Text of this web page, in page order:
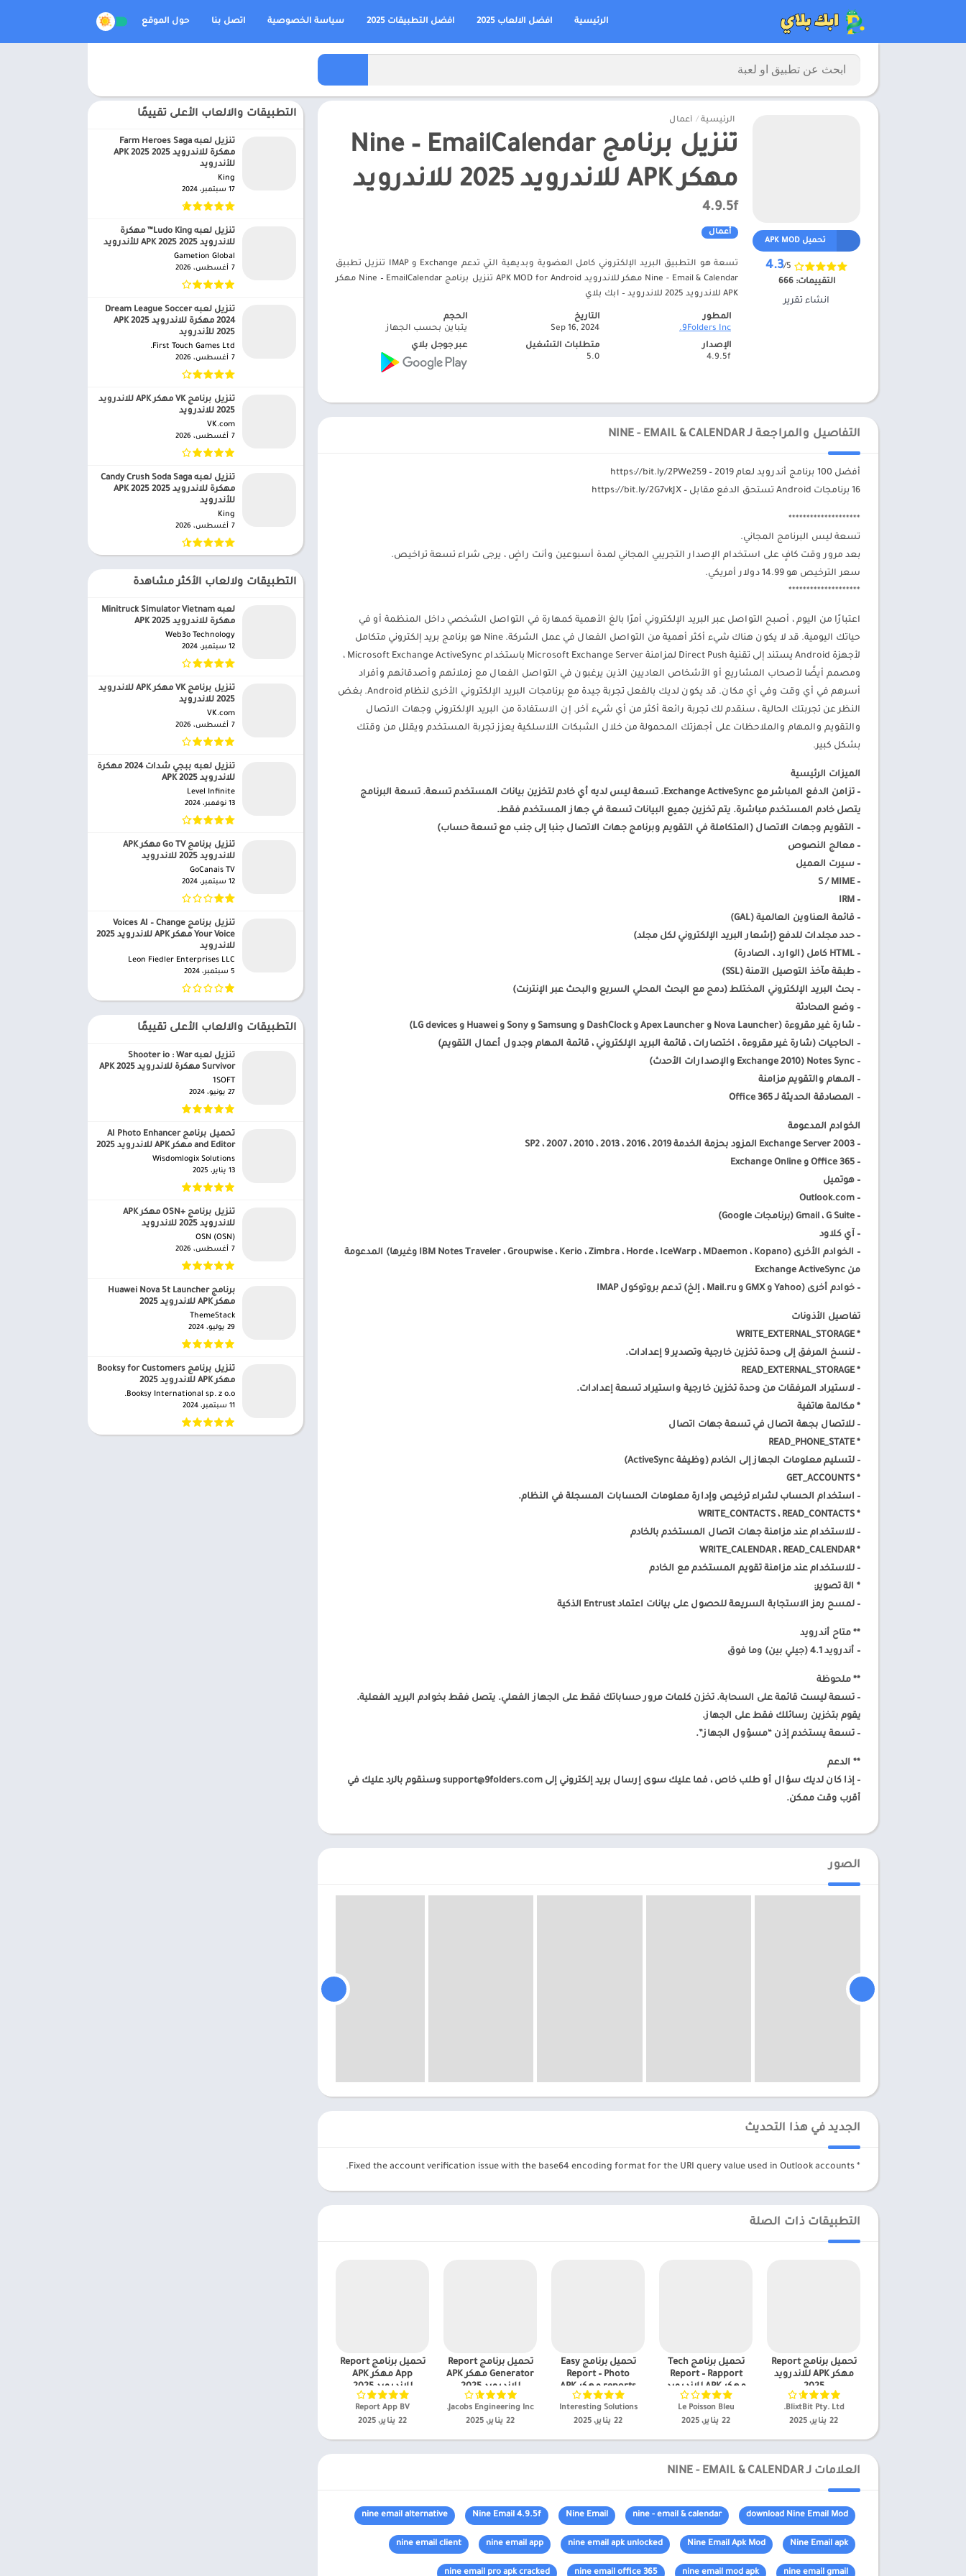
الرئيسية افضل الالعاب 2025 افضل التطبيقات 2025 سياسة الخصوصية اتصل بنا حول الموقع
الرئيسية / أعمال
تنزيل برنامج Nine – EmailCalendar
مهكر APK للاندرويد 2025 للاندرويد
4.9.5f
أعمال
تسعة هو التطبيق البريد الإلكتروني كامل العضوية وبديهية التي تدعم Exchange و IMAP تنزيل تطبيق
Nine - Email & Calendar مهكر للاندرويد APK MOD for Android تنزيل برنامج Nine – EmailCalendar مهكر
APK للاندرويد 2025 للاندرويد – ابك بلاي
تحميل APK MOD
4.3/5
التقييمات:666
انشاء تقرير
المطور
9Folders Inc.‏
التاريخ
Sep 16, 2024
الحجم
يتباين بحسب الجهاز
الإصدار
4.9.5f
متطلبات التشغيل
5.0
عبر جوجل بلاي
التفاصيل والمراجعة لـ NINE - EMAIL & CALENDAR
أفضل 100 برنامج أندرويد لعام 2019 – https://bit.ly/2PWe259
16 برنامجات Android تستحق الدفع مقابل – https://bit.ly/2G7vkJX
********************
تسعة ليس البرنامج المجاني.
بعد مرور وقت كافٍ على استخدام الإصدار التجريبي المجاني لمدة أسبوعين وأنت راضٍ ، يرجى شراء تسعة تراخيص.
سعر الترخيص هو 14.99 دولار أمريكي.
********************
اعتبارًا من اليوم ، أصبح التواصل عبر البريد الإلكتروني أمرًا بالغ الأهمية كمهارة في التواصل الشخصي داخل المنظمة أو في
حياتك اليومية. قد لا يكون هناك شيء أكثر أهمية من التواصل الفعال في عمل الشركة. Nine هو برنامج بريد إلكتروني متكامل
لأجهزة Android يستند إلى تقنية Direct Push لمزامنة Microsoft Exchange Server باستخدام Microsoft Exchange ActiveSync ،
ومصمم أيضًا لأصحاب المشاريع أو الأشخاص العاديين الذين يرغبون في التواصل الفعال مع زملائهم وأصدقائهم وأفراد
أسرهم في أي وقت وفي أي مكان. قد يكون لديك بالفعل تجربة جيدة مع برنامجات البريد الإلكتروني الأخرى لنظام Android. بغض
النظر عن تجربتك الحالية ، سنقدم لك تجربة رائعة أكثر من أي شيء آخر. إن الاستفادة من البريد الإلكتروني وجهات الاتصال
والتقويم والمهام والملاحظات على أجهزتك المحمولة من خلال الشبكات اللاسلكية يعزز تجربة المستخدم ويقلل من وقتك
بشكل كبير.
الميزات الرئيسية
– تزامن الدفع المباشر مع Exchange ActiveSync. تسعة ليس لديه أي خادم لتخزين بيانات المستخدم تسعة. تسعة البرنامج
يتصل خادم المستخدم مباشرة. يتم تخزين جميع البيانات تسعة في جهاز المستخدم فقط.
– التقويم وجهات الاتصال (المتكاملة في التقويم وبرنامج جهات الاتصال جنبا إلى جنب مع تسعة حساب)
– معالج النصوص
– سيرت العميل
– S / MIME
– IRM
– قائمة العناوين العالمية (GAL)
– حدد مجلدات للدفع (إشعار البريد الإلكتروني لكل مجلد)
– HTML كامل (الوارد ، الصادرة)
– طبقة مآخذ التوصيل الآمنة (SSL)
– بحث البريد الإلكتروني المختلط (دمج مع البحث المحلي السريع والبحث عبر الإنترنت)
– وضع المحادثة
– شارة غير مقروءة (Nova Launcher و Apex Launcher و DashClock و Samsung و Sony و Huawei و LG devices)
– الحاجيات (شارة غير مقروءة ، اختصارات ، قائمة البريد الإلكتروني ، قائمة المهام وجدول أعمال التقويم)
– Notes Sync (Exchange 2010 والإصدارات الأحدث)
– المهام والتقويم مزامنة
– المصادقة الحديثة لـ Office 365
الخوادم المدعومة
– Exchange Server 2003 المزود بحزمة الخدمة SP2 ، 2007 ، 2010 ، 2013 ، 2016 ، 2019
– Office 365 و Exchange Online
– هوتميل
– Outlook.com
– Gmail ، G Suite (برنامجات Google)
– آي كلاود
– الخوادم الأخرى (IBM Notes Traveler ، Groupwise ، Kerio ، Zimbra ، Horde ، IceWarp ، MDaemon ، Kopano وغيرها) المدعومة
من Exchange ActiveSync
– خوادم أخرى (Yahoo و GMX و Mail.ru ، إلخ) تدعم بروتوكول IMAP
تفاصيل الأذونات
* WRITE_EXTERNAL_STORAGE
– لنسخ المرفق إلى وحدة تخزين خارجية وتصدير 9 إعدادات.
* READ_EXTERNAL_STORAGE
– لاستيراد المرفقات من وحدة تخزين خارجية واستيراد تسعة إعدادات.
* مكالمة هاتفية
– للاتصال بجهة اتصال في تسعة جهات اتصال
* READ_PHONE_STATE
– لتسليم معلومات الجهاز إلى الخادم (وظيفة ActiveSync)
* GET_ACCOUNTS
– استخدام الحساب لشراء ترخيص وإدارة معلومات الحسابات المسجلة في النظام.
* WRITE_CONTACTS ، READ_CONTACTS
– للاستخدام عند مزامنة جهات اتصال المستخدم بالخادم
* WRITE_CALENDAR ، READ_CALENDAR
– للاستخدام عند مزامنة تقويم المستخدم مع الخادم
* الة تصوير:
– لمسح رمز الاستجابة السريعة للحصول على بيانات اعتماد Entrust الذكية
** متاح أندرويد
– أندرويد 4.1 (جيلي بين) وما فوق
** ملحوظة
– تسعة ليست قائمة على السحابة. تخزن كلمات مرور حساباتك فقط على الجهاز الفعلي. يتصل فقط بخوادم البريد الفعلية.
يقوم بتخزين رسائلك فقط على الجهاز.
– تسعة يستخدم إذن “مسؤول الجهاز”.
** الدعم
– إذا كان لديك سؤال أو طلب خاص ، فما عليك سوى إرسال بريد إلكتروني إلى support@9folders.com وسنقوم بالرد عليك في
أقرب وقت ممكن.
الصور
الجديد في هذا التحديث
* Fixed the account verification issue with the base64 encoding format for the URI query value used in Outlook accounts.
التطبيقات ذات الصلة
تحميل برنامج Report
مهكر APK للاندرويد
2025
BlixtBit Pty. Ltd.‏
22 يناير، 2025
تحميل برنامج Tech
Report – Rapport
مهكر APK للاندرويد
2025
Le Poisson Bleu‏
22 يناير، 2025
تحميل برنامج Easy
Report – Photo
reports مهكر APK
للاندرويد 2025
Interesting Solutions‏
22 يناير، 2025
تحميل برنامج Report
Generator مهكر APK
للاندرويد 2025
Jacobs Engineering Inc.‏
22 يناير، 2025
تحميل برنامج Report
App مهكر APK
للاندرويد 2025
Report App BV‏
22 يناير، 2025
العلامات لـ NINE - EMAIL & CALENDAR
download Nine Email Mod
nine - email & calendar
Nine Email
Nine Email 4.9.5f
nine email alternative
Nine Email apk
Nine Email Apk Mod
nine email apk unlocked
nine email app
nine email client
nine email gmail
nine email mod apk
nine email office 365
nine email pro apk cracked
التطبيقات والالعاب الأعلى تقييمًا
تنزيل لعبه Farm Heroes Saga
مهكرة للاندرويد APK 2025 2025
للأندرويد
King‏
17 سبتمبر، 2024
تنزيل لعبه Ludo King™ مهكرة
للاندرويد APK 2025 2025 للأندرويد
Gametion Global‏
7 أغسطس، 2026
تنزيل لعبه Dream League Soccer
2024 مهكرة للاندرويد APK 2025
2025 للأندرويد
First Touch Games Ltd.‏
7 أغسطس، 2026
تنزيل برنامج VK مهكر APK للاندرويد
2025 للاندرويد
VK.com‏
7 أغسطس، 2026
تنزيل لعبه Candy Crush Soda Saga
مهكرة للاندرويد APK 2025 2025
للأندرويد
King‏
7 أغسطس، 2026
التطبيقات ولالعاب الأكثر مشاهدة
لعبه Minitruck Simulator Vietnam
مهكرة للاندرويد APK 2025
Web3o Technology‏
12 سبتمبر، 2024
تنزيل برنامج VK مهكر APK للاندرويد
2025 للاندرويد
VK.com‏
7 أغسطس، 2026
تنزيل لعبه ببجي شدات 2024 مهكرة
للاندرويد APK 2025
Level Infinite‏
13 نوفمبر، 2024
تنزيل برنامج Go TV مهكر APK
للاندرويد 2025 للاندرويد
GoCanais TV‏
12 سبتمبر، 2024
تنزيل برنامج Voices AI – Change
Your Voice مهكر APK للاندرويد 2025
للاندرويد
Leon Fiedler Enterprises LLC‏
5 سبتمبر، 2024
التطبيقات والالعاب الأعلى تقييمًا
تنزيل لعبه Shooter io : War
Survivor مهكرة للاندرويد APK 2025
1SOFT‏
27 يونيو، 2024
تحميل برنامج AI Photo Enhancer
and Editor مهكر APK للاندرويد 2025
Wisdomlogix Solutions‏
13 يناير، 2025
تنزيل برنامج +OSN مهكر APK
للاندرويد 2025 للاندرويد
OSN (OSN)‏
7 أغسطس، 2026
برنامج Huawei Nova 5t Launcher
مهكر APK للاندرويد 2025
ThemeStack‏
29 يوليو، 2024
تنزيل برنامج Booksy for Customers
مهكر APK للاندرويد 2025
Booksy International sp. z o.o.‏
11 سبتمبر، 2024